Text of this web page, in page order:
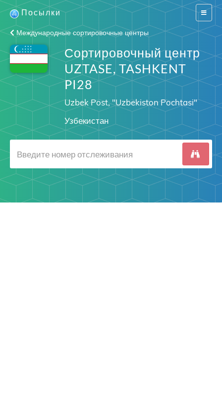
Switch
Посылки
Международные сортировочные центры
Сортировочный центр
UZTASE, TASHKENT
PI28
Uzbek Post, "Uzbekiston Pochtasi"
Узбекистан